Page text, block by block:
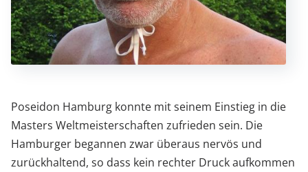
Poseidon Hamburg konnte mit seinem Einstieg in die
Masters Weltmeisterschaften zufrieden sein. Die
Hamburger begannen zwar überaus nervös und
zurückhaltend, so dass kein rechter Druck aufkommen